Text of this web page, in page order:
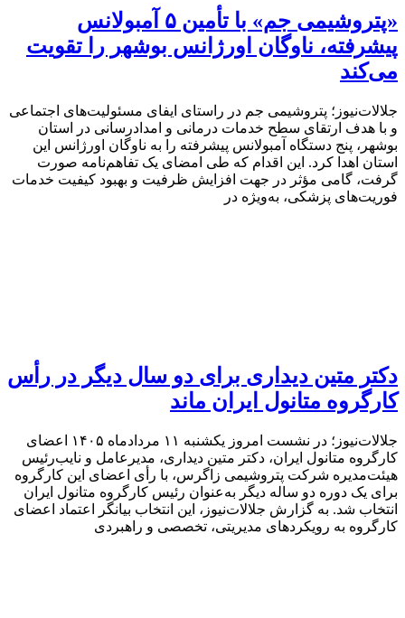
«پتروشیمی جم» با تأمین ۵ آمبولانس
پیشرفته، ناوگان اورژانس بوشهر را تقویت
می‌کند
جلالات‌نیوز؛ پتروشیمی جم در راستای ایفای مسئولیت‌های اجتماعی
و با هدف ارتقای سطح خدمات درمانی و امدادرسانی در استان
بوشهر، پنج دستگاه آمبولانس پیشرفته را به ناوگان اورژانس این
استان اهدا کرد. این اقدام که طی امضای یک تفاهم‌نامه صورت
گرفت، گامی مؤثر در جهت افزایش ظرفیت و بهبود کیفیت خدمات
فوریت‌های پزشکی، به‌ویژه در
دکتر متین دیداری برای دو سال دیگر در رأس
کارگروه متانول ایران ماند
جلالات‌نیوز؛ در نشست امروز یکشنبه ۱۱ مردادماه ۱۴۰۵ اعضای
کارگروه متانول ایران، دکتر متین دیداری، مدیرعامل و نایب‌رئیس
هیئت‌مدیره شرکت پتروشیمی زاگرس، با رأی اعضای این کارگروه
برای یک دوره دو ساله دیگر به‌عنوان رئیس کارگروه متانول ایران
انتخاب شد. به گزارش جلالات‌نیوز، این انتخاب بیانگر اعتماد اعضای
کارگروه به رویکردهای مدیریتی، تخصصی و راهبردی